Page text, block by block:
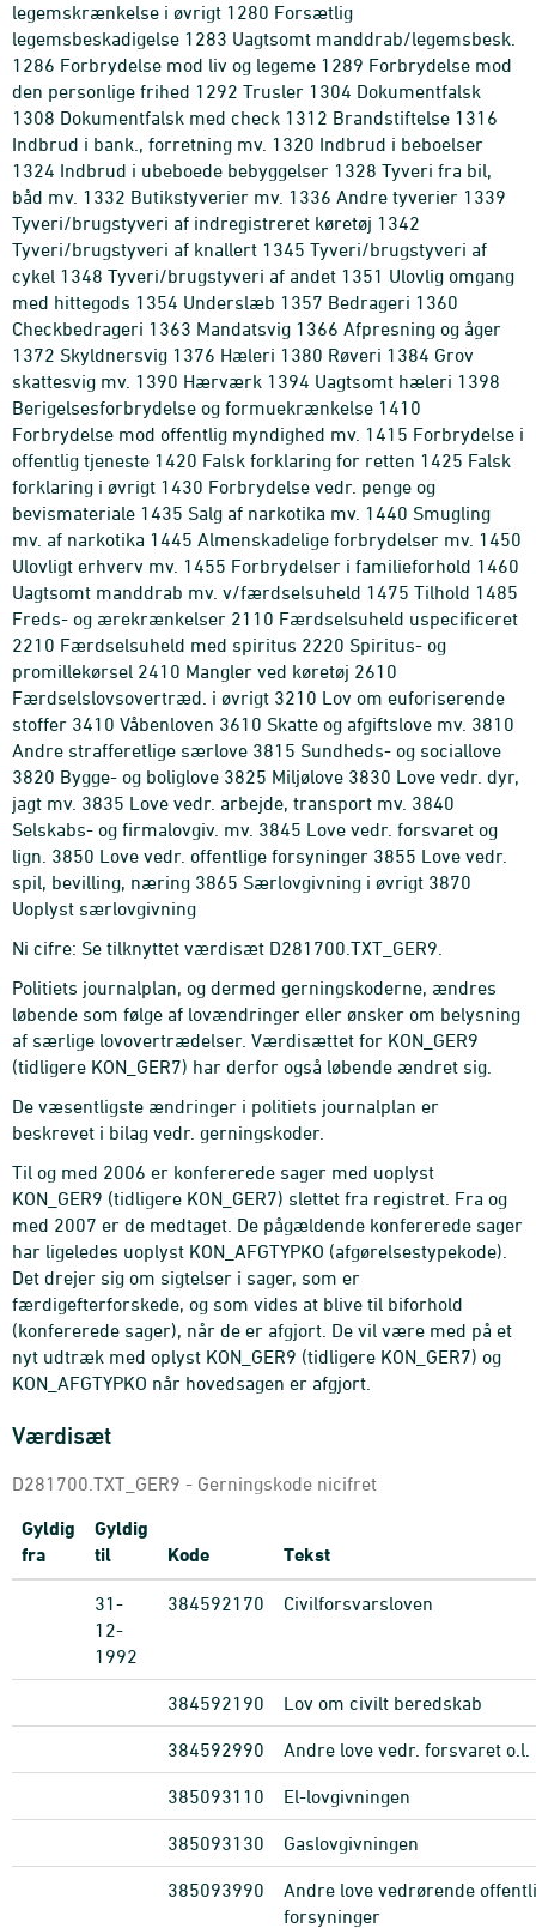
legemskrænkelse i øvrigt 1280 Forsætlig
legemsbeskadigelse 1283 Uagtsomt manddrab/legemsbesk.
1286 Forbrydelse mod liv og legeme 1289 Forbrydelse mod
den personlige frihed 1292 Trusler 1304 Dokumentfalsk
1308 Dokumentfalsk med check 1312 Brandstiftelse 1316
Indbrud i bank., forretning mv. 1320 Indbrud i beboelser
1324 Indbrud i ubeboede bebyggelser 1328 Tyveri fra bil,
båd mv. 1332 Butikstyverier mv. 1336 Andre tyverier 1339
Tyveri/brugstyveri af indregistreret køretøj 1342
Tyveri/brugstyveri af knallert 1345 Tyveri/brugstyveri af
cykel 1348 Tyveri/brugstyveri af andet 1351 Ulovlig omgang
med hittegods 1354 Underslæb 1357 Bedrageri 1360
Checkbedrageri 1363 Mandatsvig 1366 Afpresning og åger
1372 Skyldnersvig 1376 Hæleri 1380 Røveri 1384 Grov
skattesvig mv. 1390 Hærværk 1394 Uagtsomt hæleri 1398
Berigelsesforbrydelse og formuekrænkelse 1410
Forbrydelse mod offentlig myndighed mv. 1415 Forbrydelse i
offentlig tjeneste 1420 Falsk forklaring for retten 1425 Falsk
forklaring i øvrigt 1430 Forbrydelse vedr. penge og
bevismateriale 1435 Salg af narkotika mv. 1440 Smugling
mv. af narkotika 1445 Almenskadelige forbrydelser mv. 1450
Ulovligt erhverv mv. 1455 Forbrydelser i familieforhold 1460
Uagtsomt manddrab mv. v/færdselsuheld 1475 Tilhold 1485
Freds- og ærekrænkelser 2110 Færdselsuheld uspecificeret
2210 Færdselsuheld med spiritus 2220 Spiritus- og
promillekørsel 2410 Mangler ved køretøj 2610
Færdselslovsovertræd. i øvrigt 3210 Lov om euforiserende
stoffer 3410 Våbenloven 3610 Skatte og afgiftslove mv. 3810
Andre strafferetlige særlove 3815 Sundheds- og sociallove
3820 Bygge- og boliglove 3825 Miljølove 3830 Love vedr. dyr,
jagt mv. 3835 Love vedr. arbejde, transport mv. 3840
Selskabs- og firmalovgiv. mv. 3845 Love vedr. forsvaret og
lign. 3850 Love vedr. offentlige forsyninger 3855 Love vedr.
spil, bevilling, næring 3865 Særlovgivning i øvrigt 3870
Uoplyst særlovgivning
Ni cifre: Se tilknyttet værdisæt D281700.TXT_GER9.
Politiets journalplan, og dermed gerningskoderne, ændres
løbende som følge af lovændringer eller ønsker om belysning
af særlige lovovertrædelser. Værdisættet for KON_GER9
(tidligere KON_GER7) har derfor også løbende ændret sig.
De væsentligste ændringer i politiets journalplan er
beskrevet i bilag vedr. gerningskoder.
Til og med 2006 er konfererede sager med uoplyst
KON_GER9 (tidligere KON_GER7) slettet fra registret. Fra og
med 2007 er de medtaget. De pågældende konfererede sager
har ligeledes uoplyst KON_AFGTYPKO (afgørelsestypekode).
Det drejer sig om sigtelser i sager, som er
færdigefterforskede, og som vides at blive til biforhold
(konfererede sager), når de er afgjort. De vil være med på et
nyt udtræk med oplyst KON_GER9 (tidligere KON_GER7) og
KON_AFGTYPKO når hovedsagen er afgjort.
Værdisæt
D281700.TXT_GER9 - Gerningskode nicifret
Gyldig
fra
Gyldig
til
Kode Tekst
31-
12-
1992
384592170 Civilforsvarsloven
384592190 Lov om civilt beredskab
384592990 Andre love vedr. forsvaret o.l.
385093110 El-lovgivningen
385093130 Gaslovgivningen
385093990
Andre love vedrørende
forsyninger